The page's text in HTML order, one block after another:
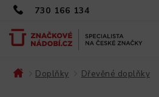
730 166 134
Doplňky Dřevěné doplňky